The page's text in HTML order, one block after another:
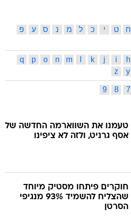
ח ט י כ ל מ נ ס ע
פ
h
i
j
k
m
n
o
p
q
y
z
7
8
9
טעמנו את השווארמה החדשה של
אסף גרניט, ולזה לא ציפינו
חוקרים פיתחו מסטיק מיוחד
שהצליח להשמיד 93% מנגיפי
הסרטן